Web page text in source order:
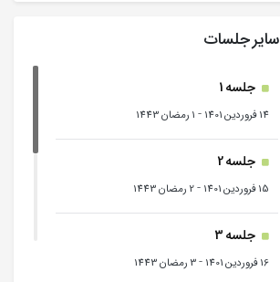
سایر جلسات
جلسه 1
14 فروردین 1401 - 1 رمضان 1443
جلسه 2
15 فروردین 1401 -2 رمضان 1443
جلسه 3
16 فروردین 1401 -3 رمضان 1443